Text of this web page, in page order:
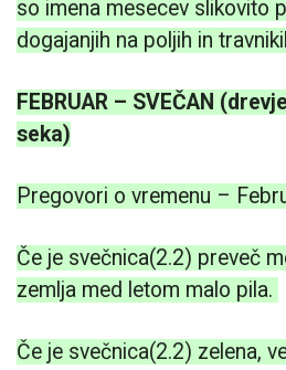
so imena mesecev slikovito
dogajanjih na poljih in
FEBRUAR – SVEČAN
seka)
Pregovori o vremenu –
Če je svečnica(2.2) preveč
zemlja med letom malo pila.
Če je svečnica(2.2) zelena,